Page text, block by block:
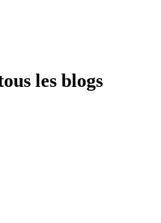
les blogs